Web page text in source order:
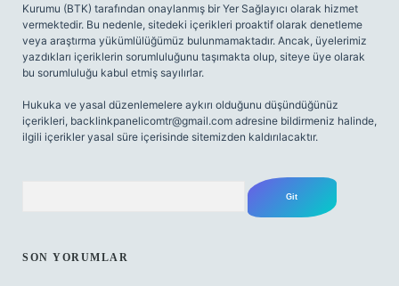
Kurumu (BTK) tarafından onaylanmış bir Yer Sağlayıcı olarak hizmet
vermektedir. Bu nedenle, sitedeki içerikleri proaktif olarak denetleme
veya araştırma yükümlülüğümüz bulunmamaktadır. Ancak, üyelerimiz
yazdıkları içeriklerin sorumluluğunu taşımakta olup, siteye üye olarak
bu sorumluluğu kabul etmiş sayılırlar.
Hukuka ve yasal düzenlemelere aykırı olduğunu düşündüğünüz
içerikleri, backlinkpanelicomtr@gmail.com adresine bildirmeniz halinde,
ilgili içerikler yasal süre içerisinde sitemizden kaldırılacaktır.
SON YORUMLAR